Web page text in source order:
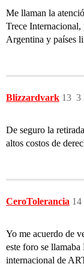
Me llaman la
Trece
Argentina y países
Blizzardvark 3
13
De seguro la
altos costos de
CeroTolerancia 14
Yo me acuerdo de
este foro se
internacional de